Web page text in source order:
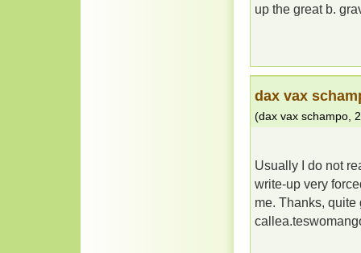
up the great b.
dax vax
(dax vax schampo,
Usually I do not
write-up very
me. Thanks,